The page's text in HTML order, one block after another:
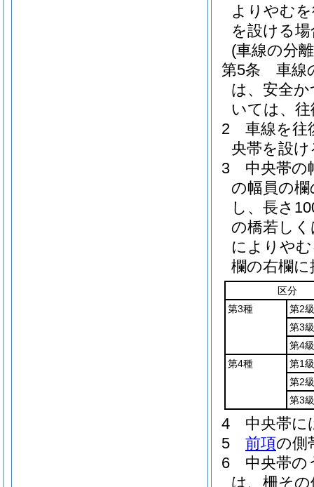
よりやむ
を設ける
(車線の分
第5条
車線
は、安全
いては、
2
車線を往
央帯を設
3
中央帯の
の幅員の
し、長さ
の橋若し
によりや
欄の右欄
区分
第3種
第2級
第3級
第4級
第4種
第1級
第2級
第3級
4
中央帯に
5
前項の側
6
中央帯の
は、柵そ